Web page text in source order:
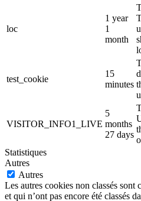
loc
1 year
1
month
test_cookie
15
minutes
VISITOR_INFO1_LIVE
5
months
27 days
Statistiques
Autres
Autres
Les autres cookies non classés sont
et qui n’ont pas encore été classés